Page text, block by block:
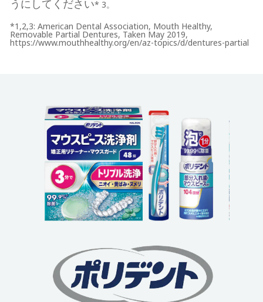
うにしてください* 3。
*1,2,3: American Dental Association, Mouth Healthy,
Removable Partial Dentures, Taken May 2019,
https://www.mouthhealthy.org/en/az-topics/d/dentures-partial